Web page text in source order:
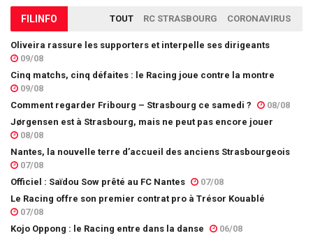
FILINFO TOUT RC STRASBOURG CORONAVIRUS
Oliveira rassure les supporters et interpelle ses dirigeants
09/08
Cinq matchs, cinq défaites : le Racing joue contre la montre
09/08
Comment regarder Fribourg – Strasbourg ce samedi ?
08/08
Jørgensen est à Strasbourg, mais ne peut pas encore jouer
08/08
Nantes, la nouvelle terre d’accueil des anciens Strasbourgeois
07/08
Officiel : Saïdou Sow prêté au FC Nantes
07/08
Le Racing offre son premier contrat pro à Trésor Kouablé
07/08
Kojo Oppong : le Racing entre dans la danse
06/08